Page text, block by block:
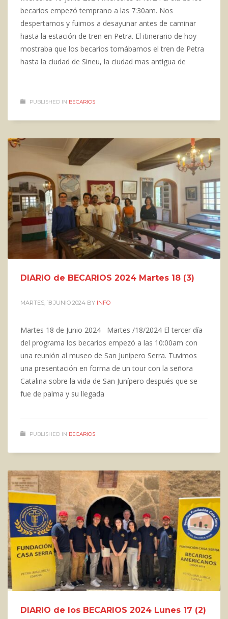
becarios empezó temprano a las 7:30am. Nos
despertamos y fuimos a desayunar antes de caminar
hasta la estación de tren en Petra. El itinerario de hoy
mostraba que los becarios tomábamos el tren de Petra
hasta la ciudad de Sineu, la ciudad mas antigua de
PUBLISHED IN BECARIOS
DIARIO de BECARIOS 2024 Martes 18 (3)
MARTES, 18 JUNIO 2024 BY INFO
Martes 18 de Junio 2024 Martes /18/2024 El tercer día
del programa los becarios empezó a las 10:00am con
una reunión al museo de San Junípero Serra. Tuvimos
una presentación en forma de un tour con la señora
Catalina sobre la vida de San Junípero después que se
fue de palma y su llegada
PUBLISHED IN BECARIOS
DIARIO de los BECARIOS 2024 Lunes 17 (2)